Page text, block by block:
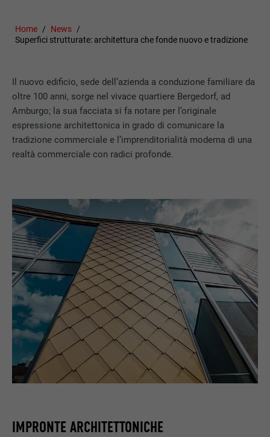
Home
News
Superfici strutturate: architettura che fonde nuovo e tradizione
Il nuovo edificio, sede dell’azienda a conduzione familiare da
oltre 100 anni, sorge nel vivace quartiere Bergedorf, ad
Amburgo; la sua facciata si fa notare per l’originale
espressione architettonica in grado di comunicare la
tradizione commerciale e l’imprenditorialità moderna di una
realtà commerciale con radici profonde.
IMPRONTE ARCHITETTONICHE